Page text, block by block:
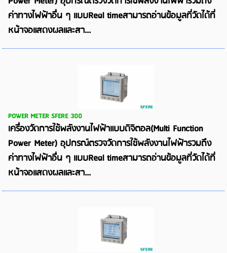
ค่าทางไฟฟ้าอื่น ๆ แบบReal timeสามารถอ่านข้อมูลที่วัดได้ที่
หน้าจอแสดงผลและสา...
POWER METER SFERE 300
เครื่องวัดการใช้พลังงานไฟฟ้าแบบดิจิตอล(Multi Function
Power Meter) อุปกรณ์ตรวจวัดการใช้พลังงานไฟฟ้ารวมถึง
ค่าทางไฟฟ้าอื่น ๆ แบบReal timeสามารถอ่านข้อมูลที่วัดได้ที่
หน้าจอแสดงผลและสา...